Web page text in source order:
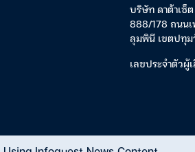
บริษัท ดาต้าเซ็
888/178 ถนน
ลุมพินี เขตปทุ
เลขประจำตัว